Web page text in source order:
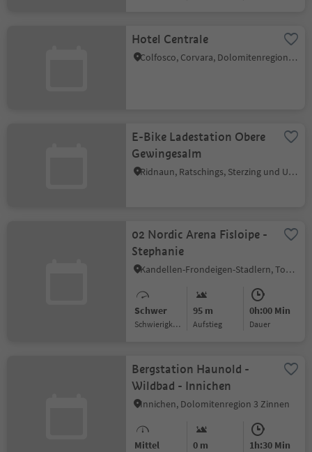
Hotel Centrale
Colfosco, Corvara, Dolomitenregion Alta Badia
E-Bike Ladestation Obere
Gewingesalm
Ridnaun, Ratschings, Sterzing und Umgebung
02 Nordic Arena Fisloipe -
Stephanie
Kandellen-Frondeigen-Stadlern, Toblach, Dolomitenregion 3 Zinnen
Schwer
Schwierigkeitsgrad
95 m
Aufstieg
0h:00 Min
Dauer
Bergstation Haunold -
Wildbad - Innichen
Innichen, Dolomitenregion 3 Zinnen
Mittel 0 m 1h:30 Min